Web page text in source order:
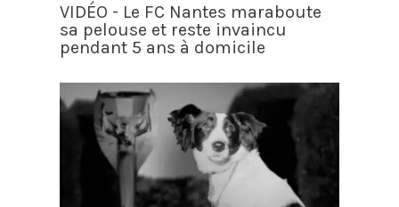
VIDÉO - Le FC Nantes maraboute
sa pelouse et reste invaincu
pendant 5 ans à domicile